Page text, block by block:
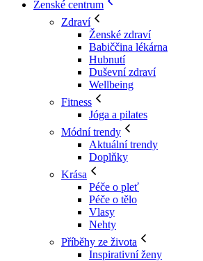
Ženské centrum
Zdraví
Ženské zdraví
Babiččina lékárna
Hubnutí
Duševní zdraví
Wellbeing
Fitness
Jóga a pilates
Módní trendy
Aktuální trendy
Doplňky
Krása
Péče o pleť
Péče o tělo
Vlasy
Nehty
Příběhy ze života
Inspirativní ženy